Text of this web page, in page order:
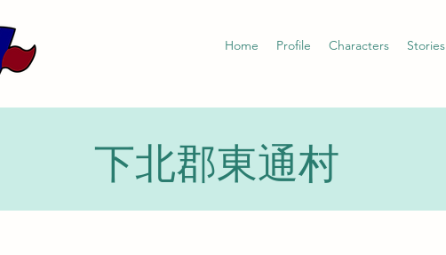
Home Profile Characters Stories
下北郡東通村